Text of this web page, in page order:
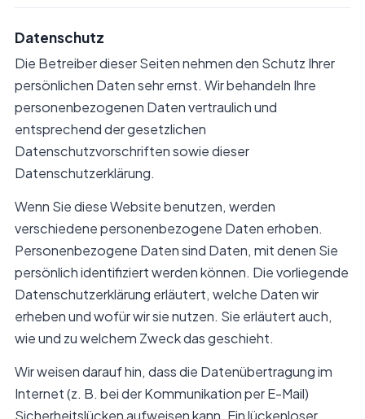
Datenschutz
Die Betreiber dieser Seiten nehmen den Schutz Ihrer
persönlichen Daten sehr ernst. Wir behandeln Ihre
personenbezogenen Daten vertraulich und
entsprechend der gesetzlichen
Datenschutzvorschriften sowie dieser
Datenschutzerklärung.
Wenn Sie diese Website benutzen, werden
verschiedene personenbezogene Daten erhoben.
Personenbezogene Daten sind Daten, mit denen Sie
persönlich identifiziert werden können. Die vorliegende
Datenschutzerklärung erläutert, welche Daten wir
erheben und wofür wir sie nutzen. Sie erläutert auch,
wie und zu welchem Zweck das geschieht.
Wir weisen darauf hin, dass die Datenübertragung im
Internet (z. B. bei der Kommunikation per E-Mail)
Sicherheitslücken aufweisen kann. Ein lückenloser